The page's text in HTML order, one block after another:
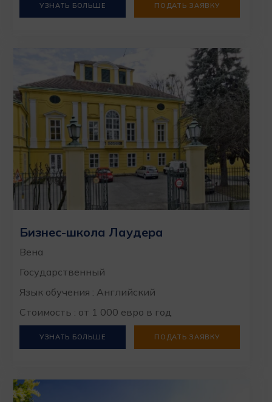
УЗНАТЬ БОЛЬШЕ ПОДАТЬ ЗАЯВКУ
Бизнес-школа Лаудера
Вена
Государственный
Язык обучения : Английский
Стоимость : от 1 000 евро в год
УЗНАТЬ БОЛЬШЕ ПОДАТЬ ЗАЯВКУ